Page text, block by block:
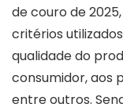
de couro de
critérios
qualidade do
consumidor, aos
entre outros.